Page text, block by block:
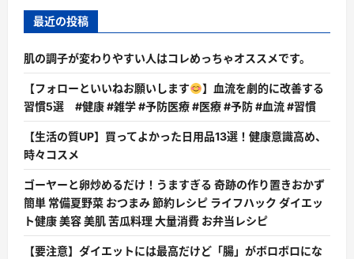
最近の投稿
肌の調子が変わりやすい人はコレめっちゃオススメです。
【フォローといいねお願いします
】血流を劇的に改善する
習慣5選 #健康 #雑学 #予防医療 #医療 #予防 #血流 #習慣
【生活の質UP】買ってよかった日用品13選！健康意識高め、
時々コスメ
ゴーヤーと卵炒めるだけ！うますぎる 奇跡の作り置きおかず
簡単 常備夏野菜 おつまみ 節約レシピ ライフハック ダイエッ
ト健康 美容 美肌 苦瓜料理 大量消費 お弁当レシピ
【要注意】ダイエットには最高だけど「腸」がボロボロにな